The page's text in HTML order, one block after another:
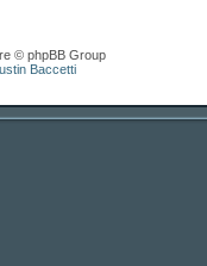
© phpBB Group
Baccetti